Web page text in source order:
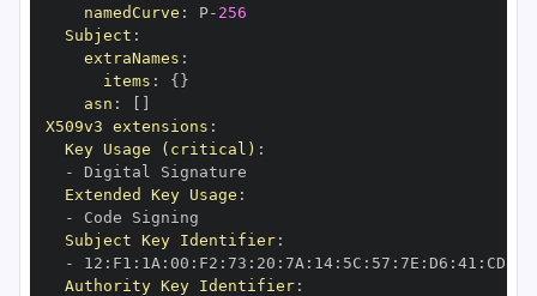
namedCurve : P- 256
Subject :
extraNames :
items : { }
asn :
X509v3 extensions :
Key Usage (critical) :
-
Extended Key Usage :
-
Subject Key Identifier:
-
12 : F1 : 1A : 00 : F2 : 73 : 20 : 7A : 14: 5C : 57 : 7E : D6 : 41 : CD
Authority Key Identifier: